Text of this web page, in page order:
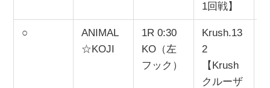
1回戦】
○
ANIMAL
☆KOJI
1R 0:30
KO（左
フック）
Krush.13
2
【Krush
クルーザ